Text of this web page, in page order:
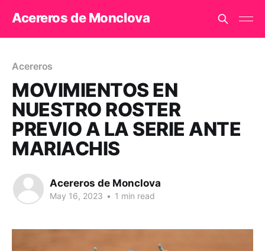
Acereros de Monclova
Acereros
MOVIMIENTOS EN
NUESTRO ROSTER
PREVIO A LA SERIE ANTE
MARIACHIS
Acereros de Monclova
May 16, 2023 • 1 min read